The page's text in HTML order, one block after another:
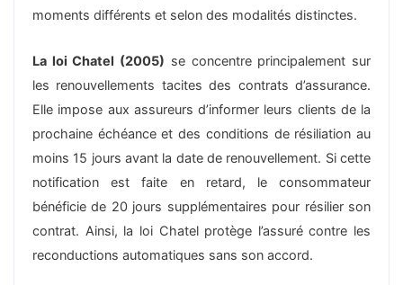
moments différents et selon des modalités distinctes.
La loi Chatel (2005) se concentre principalement sur
les renouvellements tacites des contrats d’assurance.
Elle impose aux assureurs d’informer leurs clients de la
prochaine échéance et des conditions de résiliation au
moins 15 jours avant la date de renouvellement. Si cette
notification est faite en retard, le consommateur
bénéficie de 20 jours supplémentaires pour résilier son
contrat. Ainsi, la loi Chatel protège l’assuré contre les
reconductions automatiques sans son accord.